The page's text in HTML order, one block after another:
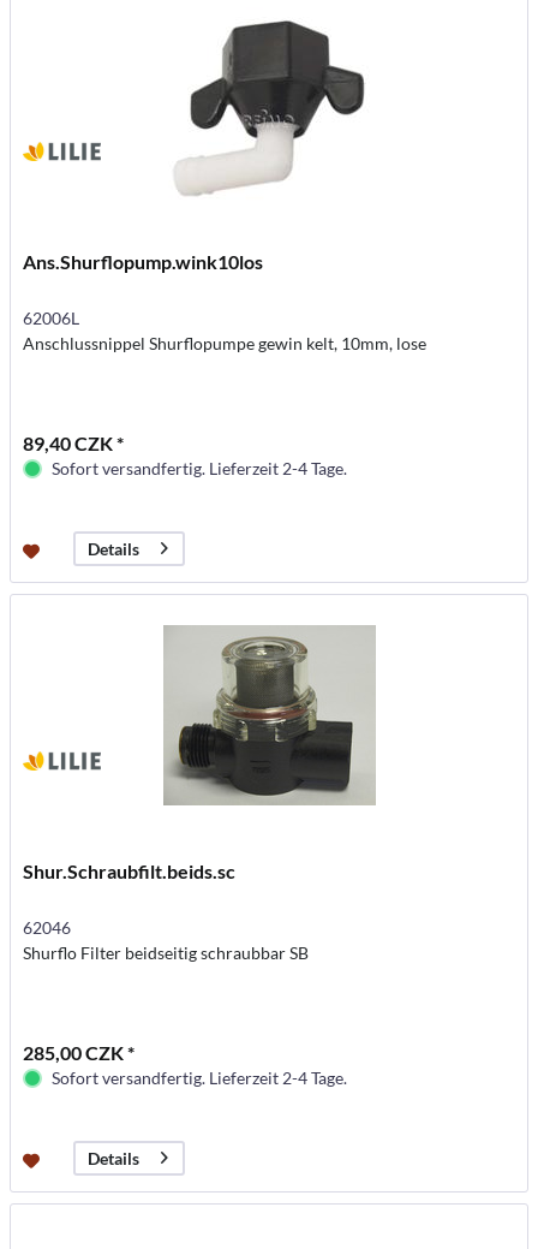
Ans.Shurflopump.wink10los
62006L
Anschlussnippel Shurflopumpe gewin kelt, 10mm, lose
89,40 CZK *
Sofort versandfertig. Lieferzeit 2-4 Tage.
Details
Shur.Schraubfilt.beids.sc
62046
Shurflo Filter beidseitig schraubbar SB
285,00 CZK *
Sofort versandfertig. Lieferzeit 2-4 Tage.
Details